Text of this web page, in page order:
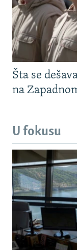
Šta se
na
U fokusu